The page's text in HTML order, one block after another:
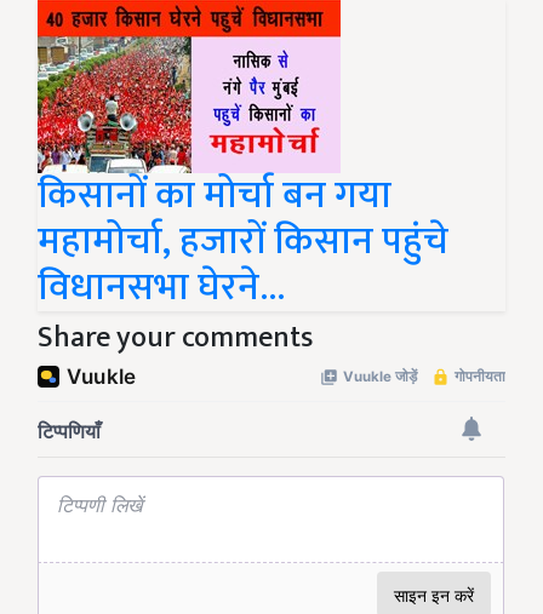
किसानों का मोर्चा बन गया
महामोर्चा, हजारों किसान पहुंचे
विधानसभा घेरने...
Share your comments